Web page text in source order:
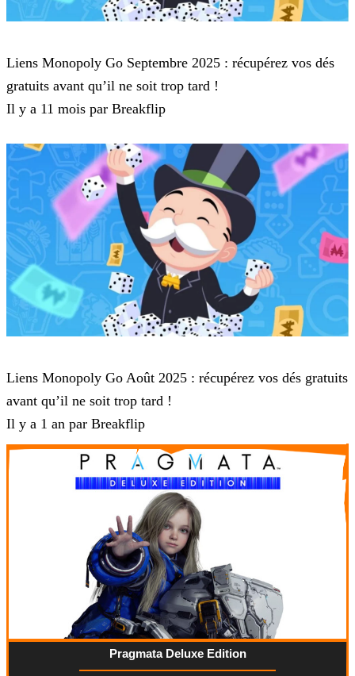
Liens Monopoly Go Septembre 2025 : récupérez vos dés
gratuits avant qu’il ne soit trop tard !
Il y a 11 mois par Breakflip
Liens Monopoly Go Août 2025 : récupérez vos dés gratuits
avant qu’il ne soit trop tard !
Il y a 1 an par Breakflip
Pragmata Deluxe Edition